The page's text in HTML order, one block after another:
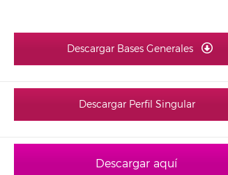
Descargar Bases Generales
Descargar Perfil Singular
Descargar aquí